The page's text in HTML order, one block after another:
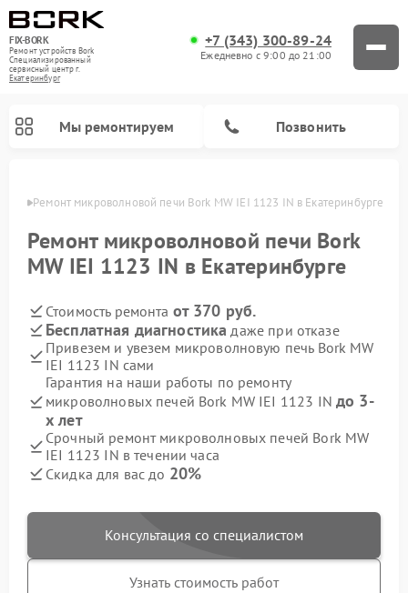
FIX-BORK
Ремонт устройств Bork
Специализированный
cервисный центр г.
Екатеринбург
+7 (343) 300-89-24
Ежедневно с 9:00 до 21:00
Мы ремонтируем Позвонить
Ремонт микроволновой печи Bork MW IEI 1123 IN в Екатеринбурге
Ремонт микроволновой печи Bork
MW IEI 1123 IN в Екатеринбурге
Стоимость ремонта от 370 руб.
Бесплатная диагностика даже при отказе
Привезем и увезем микроволновую печь Bork MW
IEI 1123 IN сами
Гарантия на наши работы по ремонту
микроволновых печей Bork MW IEI 1123 IN до 3-
х лет
Срочный ремонт микроволновых печей Bork MW
IEI 1123 IN в течении часа
Скидка для вас до 20%
Консультация со специалистом
Узнать стоимость работ